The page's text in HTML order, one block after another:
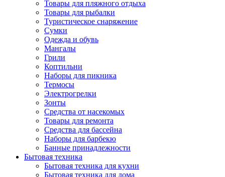
Товары для пляжного отдыха
Товары для рыбалки
Туристическое снаряжение
Сумки
Одежда и обувь
Мангалы
Грили
Коптильни
Наборы для пикника
Термосы
Электрогрелки
Зонты
Средства от насекомых
Товары для ремонта
Средства для бассейна
Наборы для барбекю
Банные принадлежности
Бытовая техника
Бытовая техника для кухни
Бытовая техника для дома